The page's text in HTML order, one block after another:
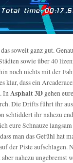
soweit ganz gut.
sowie über 40
noch nichts mit der
klar, dass ein
InAsphalt 3D gehen
Die Drifts führt ihr
schliddert ihr nahezu
eure Schnauze
man das Gefühl hat
der Piste aufschlagen.
nahezu ungebremst